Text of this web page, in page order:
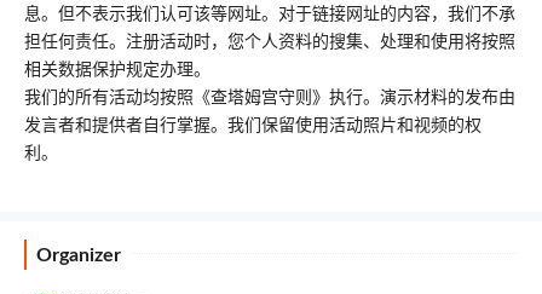
息。但不表示我们认可该等网址。对于链接网址的内容，我们不承
担任何责任。注册活动时，您个人资料的搜集、处理和使用将按照
相关数据保护规定办理。
我们的所有活动均按照《查塔姆宫守则》执行。演示材料的发布由
发言者和提供者自行掌握。我们保留使用活动照片和视频的权
利。
Organizer